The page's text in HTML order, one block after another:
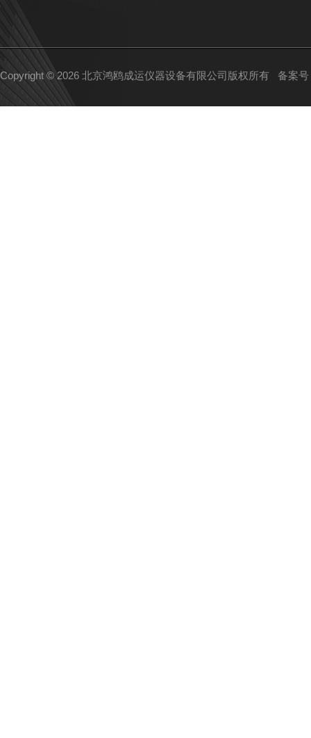
Copyright © 2026 北京鸿鸥成运仪器设备有限公司版权所有 备案号